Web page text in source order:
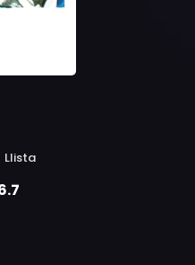
Llista